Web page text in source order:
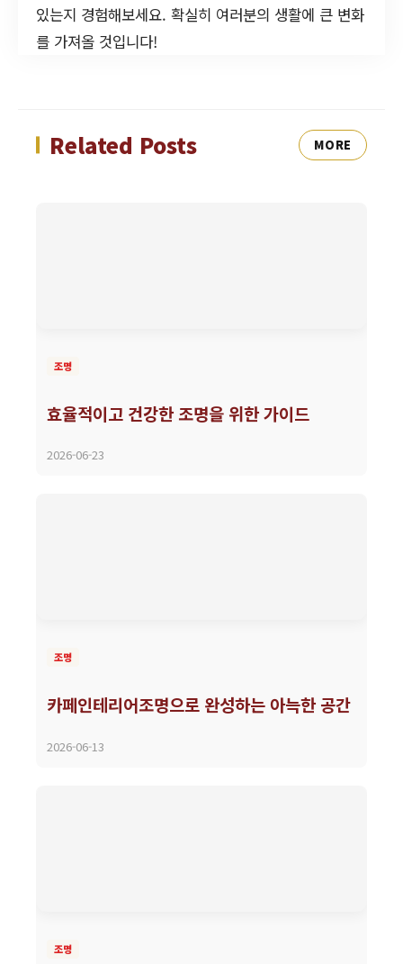
있는지 경험해보세요. 확실히 여러분의 생활에 큰 변화
를 가져올 것입니다!
Related Posts MORE
조명
효율적이고 건강한 조명을 위한 가이드
2026-06-23
조명
카페인테리어조명으로 완성하는 아늑한 공간
2026-06-13
조명